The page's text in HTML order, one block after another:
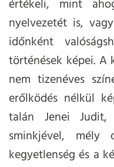
értékeli, mint
nyelvezetét is,
időnként
történések képei. A
nem tizenéves
erőlködés nélkül
talán Jenei Judit,
sminkjével, mély
kegyetlenség és a